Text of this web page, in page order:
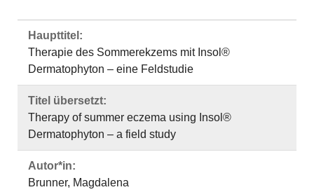
Haupttitel:
Therapie des Sommerekzems mit Insol®
Dermatophyton – eine Feldstudie
Titel übersetzt:
Therapy of summer eczema using Insol®
Dermatophyton – a field study
Autor*in:
Brunner, Magdalena